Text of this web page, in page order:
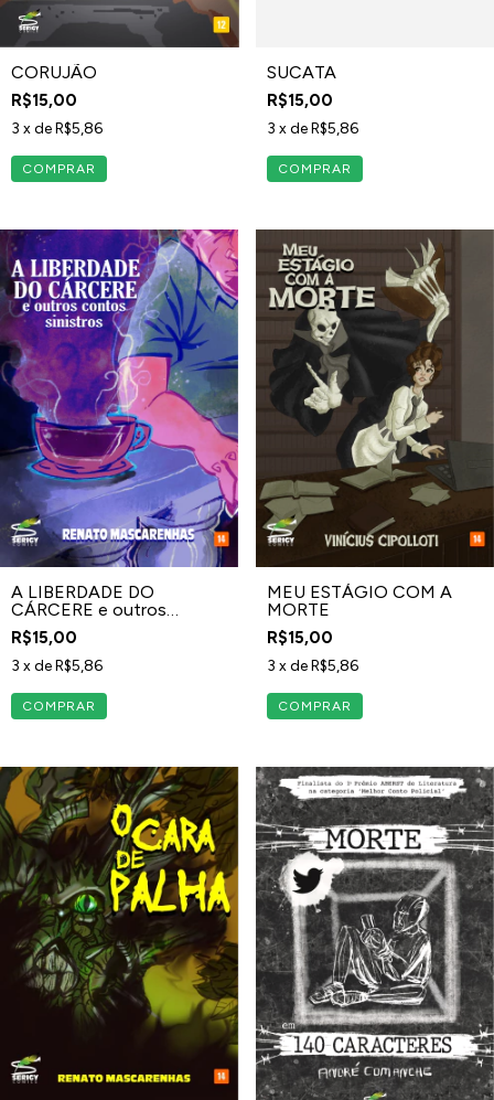
CORUJÃO
R$15,00
3 x deR$5,86
SUCATA
R$15,00
3 x deR$5,86
A LIBERDADE DO
CÁRCERE e outros
contos sinistros
R$15,00
3 x deR$5,86
MEU ESTÁGIO COM A
MORTE
R$15,00
3 x deR$5,86